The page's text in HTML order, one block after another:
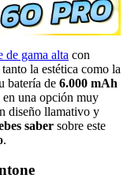
de gama alta con
la estética como la
batería de 6.000 mAh
una opción muy
diseño llamativo y
saber sobre este
.